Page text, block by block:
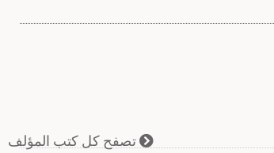
تصفح كل كتب المؤلف